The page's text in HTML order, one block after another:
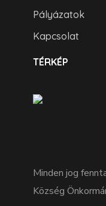
Pályázatok
Kapcsolat
TÉRKÉP
Minden jog
Község